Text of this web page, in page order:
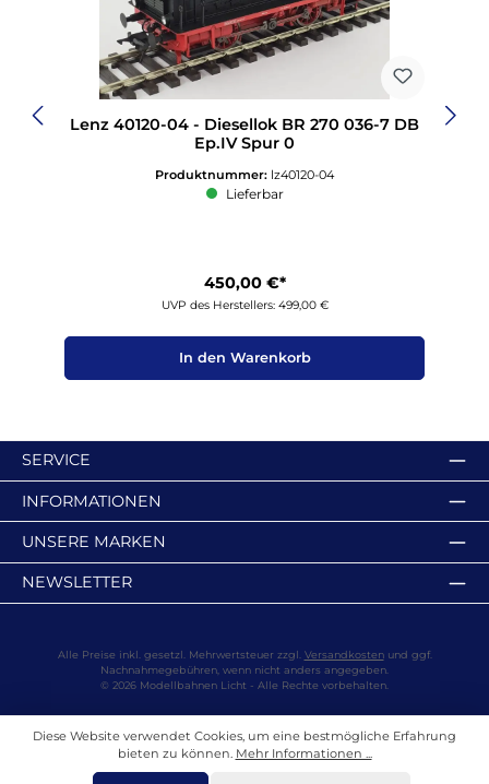
Lenz 40120-04 - Diesellok BR 270 036-7 DB
Ep.IV Spur 0
Produktnummer: lz40120-04
Lieferbar
450,00 €*
UVP des Herstellers: 499,00 €
In den Warenkorb
SERVICE
INFORMATIONEN
UNSERE MARKEN
NEWSLETTER
Alle Preise inkl. gesetzl. Mehrwertsteuer zzgl. Versandkostenund ggf.
Nachnahmegebühren, wenn nicht anders angegeben.
© 2026 Modellbahnen Licht - Alle Rechte vorbehalten.
Diese Website verwendet Cookies, um eine bestmögliche Erfahrung
bieten zu können. Mehr Informationen ...